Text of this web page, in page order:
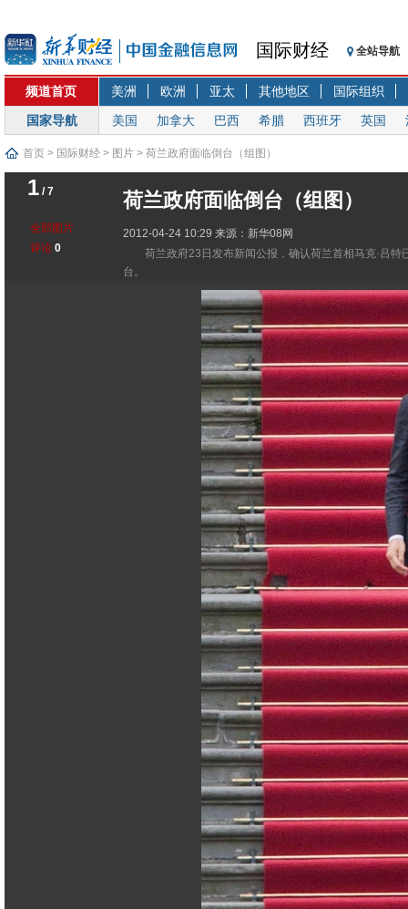
国际财经 全站导航
频道首页 美洲 欧洲 亚太 其他地区
国际组织
国家导航
美国 加拿大 巴西 希腊 西班牙 英国
首页 > 国际财经 > 图片 > 荷兰政府面临倒台（组图）
1 / 7 荷兰政府面临倒台（组图）
2012-04-24 10:29 来源：新华08网
荷兰政府23日发布新闻公报，确认荷兰首相马克·吕
台。
全部图片
评论 0